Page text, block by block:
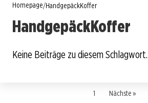
Homepage/HandgepäckKoffer
HandgepäckKoffer
Keine Beiträge zu diesem Schlagwort.
1 Nächste »